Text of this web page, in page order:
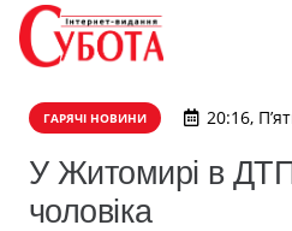
ГАРЯЧІ НОВИНИ 20:16,
У Житомирі в
чоловіка